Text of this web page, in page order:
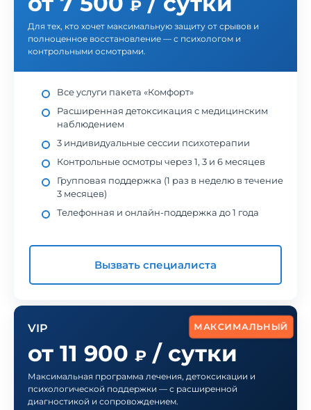
₽
Для тех, кто хочет максимальную защиту от срывов и
полноценное восстановление — с психологом и
контрольными осмотрами.
Все услуги пакета «Комфорт»
Расширенная детоксикация с медицинским
наблюдением
3 индивидуальные сессии психотерапии
Контрольные осмотры через 1, 3 и 6 месяцев
Групповая поддержка (1 раз в неделю в течение
3 месяцев)
Телефонная и онлайн-поддержка до 1 года
Вызвать специалиста
МАКСИМАЛЬНЫЙ
VIP
от 11 900 ₽ / сутки
Максимальная программа лечения, детоксикации и
психологической поддержки — с расширенной
диагностикой и сопровождением.